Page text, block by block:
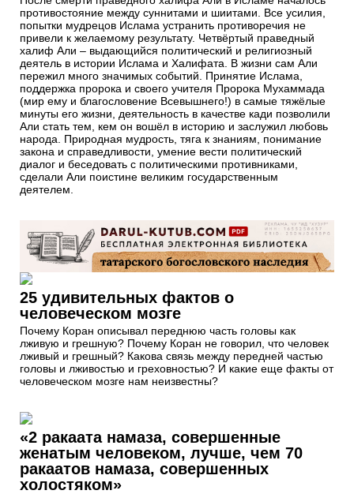
противостояние между суннитами и шиитами. Все усилия,
попытки мудрецов Ислама устранить противоречия не
привели к желаемому результату. Четвёртый праведный
халиф Али – выдающийся политический и религиозный
деятель в истории Ислама и Халифата. В жизни сам Али
пережил много значимых событий. Принятие Ислама,
поддержка пророка и своего учителя Пророка Мухаммада
(мир ему и благословение Всевышнего!) в самые тяжёлые
минуты его жизни, деятельность в качестве кади позволили
Али стать тем, кем он вошёл в историю и заслужил любовь
народа. Природная мудрость, тяга к знаниям, понимание
закона и справедливости, умение вести политический
диалог и беседовать с политическими противниками,
сделали Али поистине великим государственным
деятелем.
25 удивительных фактов о
человеческом мозге
Почему Коран описывал переднюю часть головы как
лживую и грешную? Почему Коран не говорил, что человек
лживый и грешный? Какова связь между передней частью
головы и лживостью и греховностью? И какие еще факты от
человеческом мозге нам неизвестны?
«2 ракаата намаза, совершенные
женатым человеком, лучше, чем 70
ракаатов намаза, совершенных
холостяком»